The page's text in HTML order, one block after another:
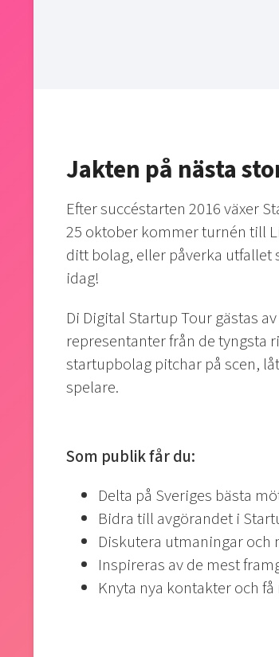
Jakten på nästa
Efter succéstarten 2016 växer
25 oktober kommer turnén till
ditt bolag, eller påverka
idag!
Di Digital Startup Tour gästas
representanter från de tyngsta
startupbolag pitchar på scen,
spelare.
Som publik får du:
Delta på Sveriges bästa
Bidra till avgörandet i
Diskutera utmaningar
Inspireras av de mest
Knyta nya kontakter och